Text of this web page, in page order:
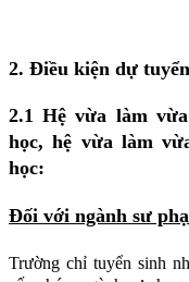
2. Điều kiện dự
2.1 Hệ vừa làm
học, hệ vừa làm
học:
Đối với ngành sư
Trường chỉ tuyển sinh